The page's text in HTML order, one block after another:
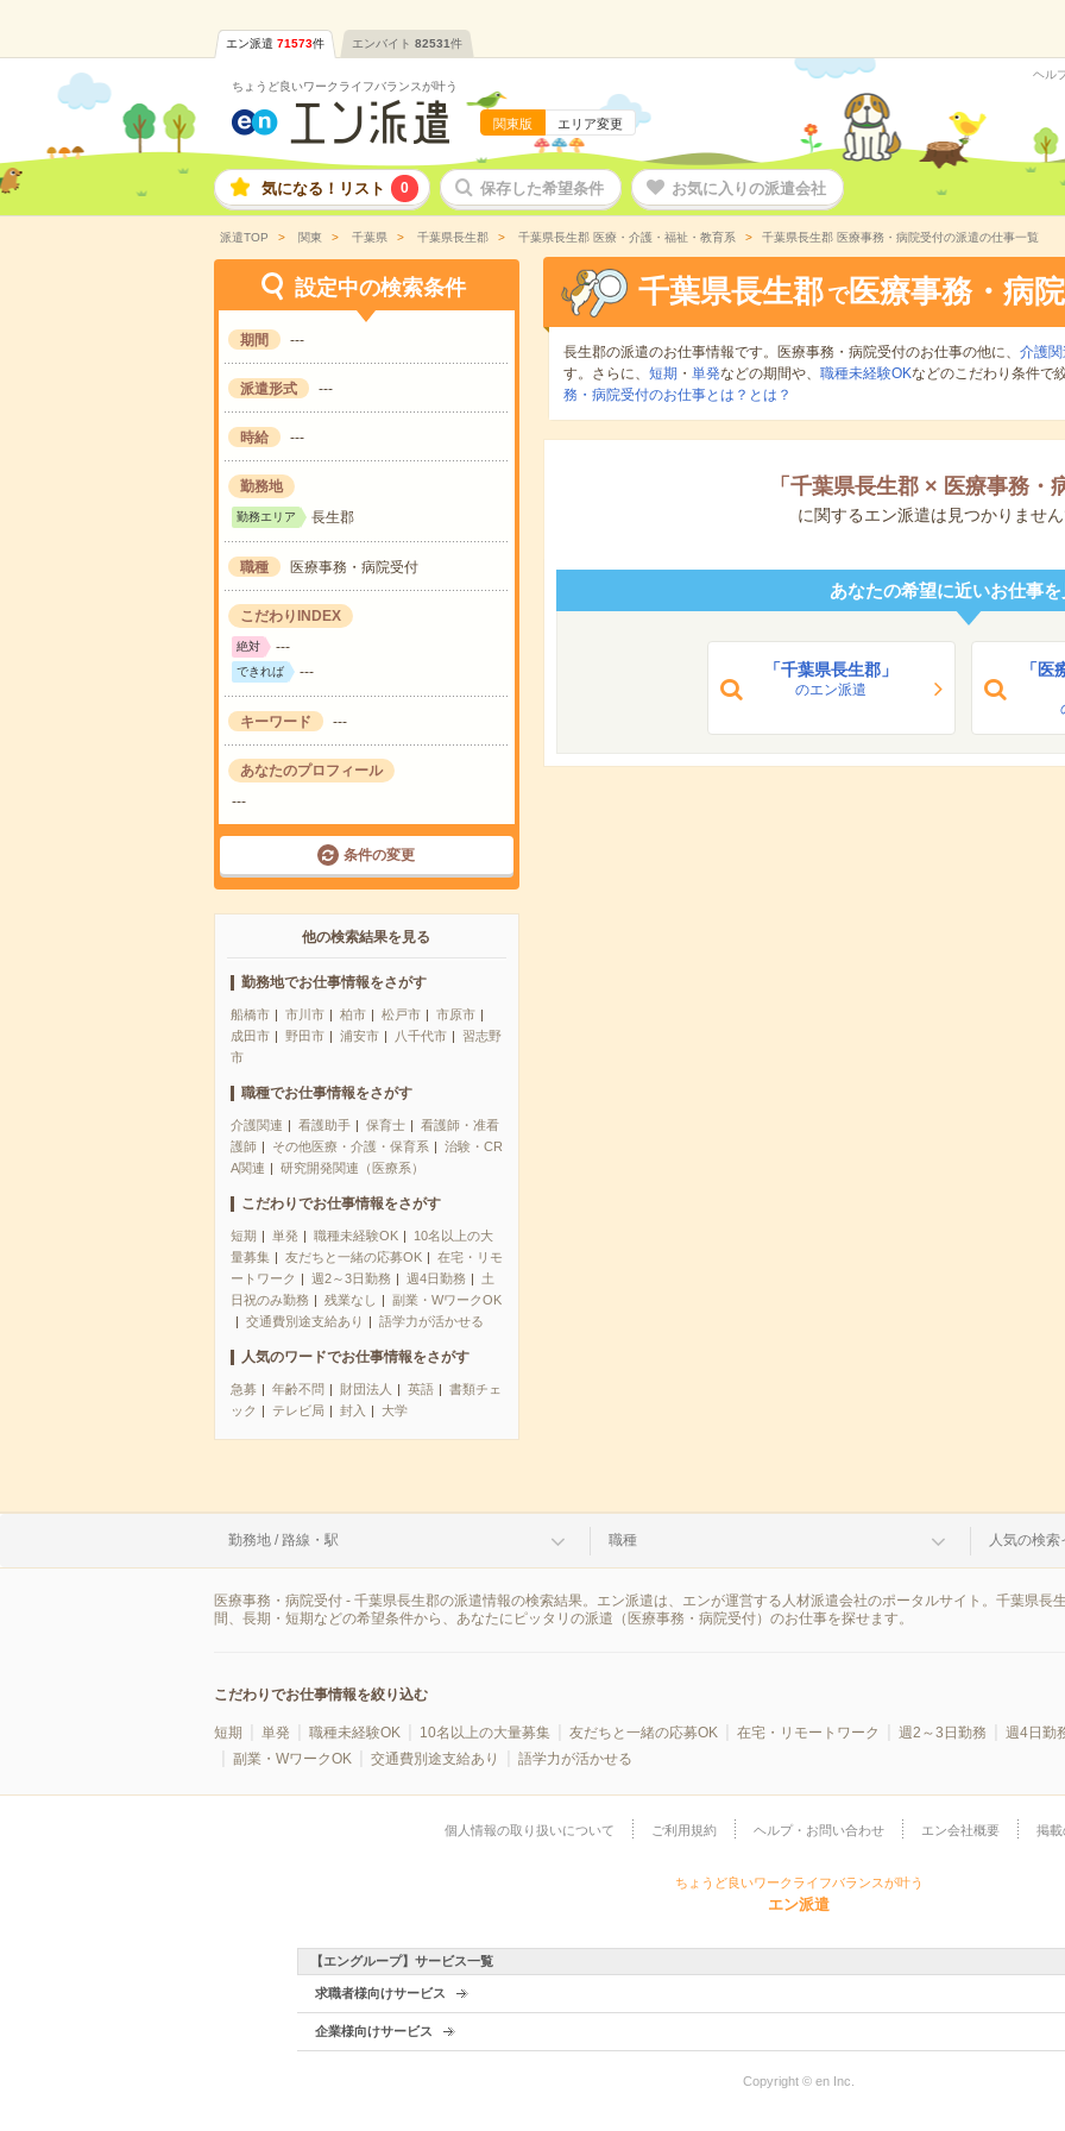
エン派遣 71573件 エンバイト 82531件
ちょうど良いワークライフバランスが叶う
関東版 エリア変更
ヘル
気になる！リスト 0 保存した希望条件 お気に入りの派遣会社
派遣TOP 関東 千葉県 千葉県長生郡 千葉県長生郡 医療・介護・福祉・教育系 千葉県長生郡 医療事務・病院受付の派遣の仕事一覧
設定中の検索条件
期間 ---
派遣形式 ---
時給 ---
勤務地
勤務エリア 長生郡
職種 医療事務・病院受付
こだわりINDEX
絶対 ---
できれば ---
キーワード ---
あなたのプロフィール
---
条件の変更
他の検索結果を見る
勤務地でお仕事情報をさがす
船橋市 市川市 柏市 松戸市
市原市
成田市
野田市 浦安市 八千代市
習志野
市
職種でお仕事情報をさがす
介護関連 看護助手 保育士
看護師・准看
護師
その他医療・介護・保育系
治験・CR
A関連
研究開発関連（医療系）
こだわりでお仕事情報をさがす
短期 単発 職種未経験OK
10名以上の大
量募集
友だちと一緒の応募OK
在宅・リモ
ートワーク
週2～3日勤務 週4日勤務
土
日祝のみ勤務
残業なし
副業・WワークOK
交通費別途支給あり
語学力が活かせる
人気のワードでお仕事情報をさがす
急募 年齢不問 財団法人 英語
書類チェ
ック
テレビ局 封入 大学
千葉県長生郡 で医療事務・病
長生郡の派遣のお仕事情報です。医療事務・病院受付のお仕事の他に、 介護関
す。さらに、 短期 ・ 単発などの期間や、 職種未経験OKなどのこだわり条件で
務・病院受付のお仕事とは？とは？
「 千葉県長生郡 × 医療事務・
に関するエン派遣は見つかりません
あなたの希望に近いお仕事を
「千葉県長生郡」
のエン派遣
「医
勤務地 / 路線・駅 職種 人気の検索
医療事務・病院受付 - 千葉県長生郡の派遣情報の検索結果。エン派遣は、エンが運営する人材派遣会社のポータルサイト。千葉県長
間、長期・短期などの希望条件から、あなたにピッタリの派遣（医療事務・病院受付）のお仕事を探せます。
こだわりでお仕事情報を絞り込む
短期 単発 職種未経験OK 10名以上の大量募集 友だちと一緒の応募OK 在宅・リモートワーク 週2～3日勤務 週4日勤
副業・WワークOK
交通費別途支給あり 語学力が活かせる
個人情報の取り扱いについて ご利用規約 ヘルプ・お問い合わせ エン会社概要 掲載
ちょうど良いワークライフバランスが叶う
エン派遣
【エングループ】サービス一覧
求職者様向けサービス
企業様向けサービス
Copyright © en Inc.